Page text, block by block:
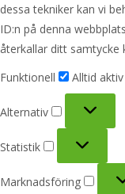
dessa tekniker kan vi
ID:n på denna
återkallar ditt samtycke
Funktionell
Alltid aktiv
Alternativ
Statistik
Marknadsföring